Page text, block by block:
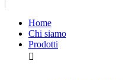
Home
Chi siamo
Prodotti